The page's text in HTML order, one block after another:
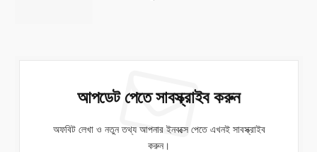
আপডেট পেতে সাবস্ক্রাইব করুন
অফবিট লেখা ও নতুন তথ্য আপনার ইনবক্সে পেতে এখনই সাবস্ক্রাইব
করুন।